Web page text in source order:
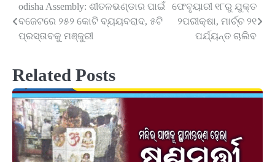
Post
navigation
odisha Assembly: ଶୀତଳଭଣ୍ଡାର ପାଇଁ
ବଜେଟରେ ୨୫୨ କୋଟି ବ୍ୟୟବରାଦ, ୫ଟି
ପ୍ରସ୍ତାବକୁ ମଞ୍ଜୁରୀ
ଫେବୃୟାରୀ ୧୮ରୁ ଯୁକ୍ତ
୨ପରୀକ୍ଷା, ମାର୍ଚ୍ଚ ୨୧
ପର୍ଯ୍ୟନ୍ତ ଚାଲିବ
Related Posts